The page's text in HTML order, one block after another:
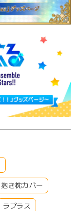
抱き枕カバー
ラプラス